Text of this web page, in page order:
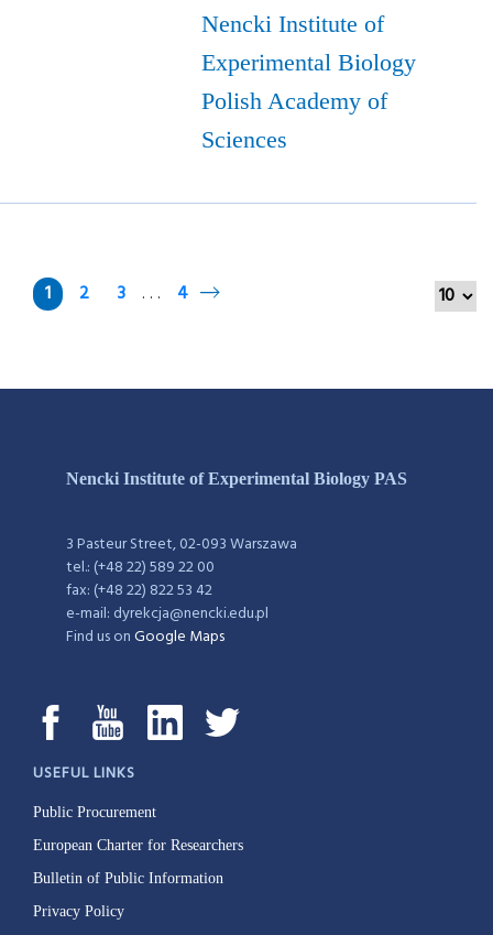
Nencki Institute of
Experimental Biology
Polish Academy of
Sciences
1 2 3 . . . 4
Nencki Institute of Experimental Biology PAS
3 Pasteur Street, 02-093 Warszawa
tel.: (+48 22) 589 22 00
fax: (+48 22) 822 53 42
e-mail: dyrekcja@nencki.edu.pl
Find us onGoogle Maps
USEFUL LINKS
Public Procurement
European Charter for Researchers
Bulletin of Public Information
Privacy Policy